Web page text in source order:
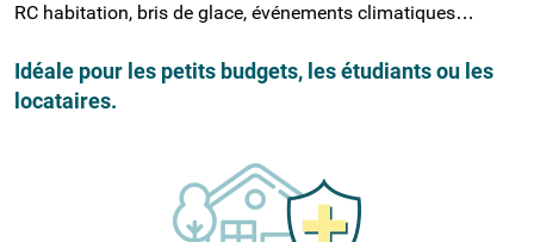
RC habitation, bris de glace, événements climatiques…
Idéale pour les petits budgets, les étudiants ou les
locataires.